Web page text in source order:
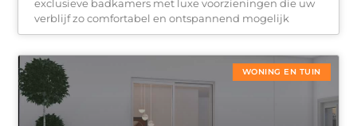
exclusieve badkamers met luxe voorzieningen die uw
verblijf zo comfortabel en ontspannend mogelijk
WONING EN TUIN